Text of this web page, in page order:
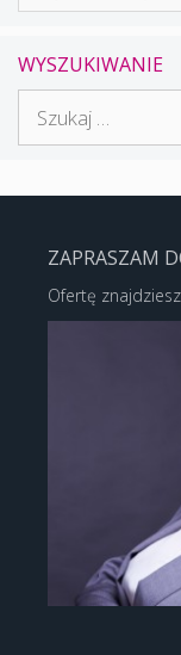
WYSZUKIWANIE
ZAPRASZAM
Ofertę